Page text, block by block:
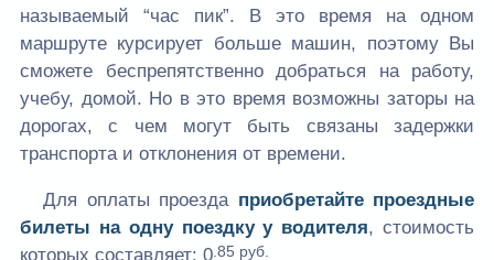
называемый “час пик”. В это время на одном
маршруте курсирует больше машин, поэтому Вы
сможете беспрепятственно добраться на работу,
учебу, домой. Но в это время возможны заторы на
дорогах, с чем могут быть связаны задержки
транспорта и отклонения от времени.
Для оплаты проезда приобретайте проездные
билеты на одну поездку у водителя, стоимость
которых составляет: 0 .85 руб.